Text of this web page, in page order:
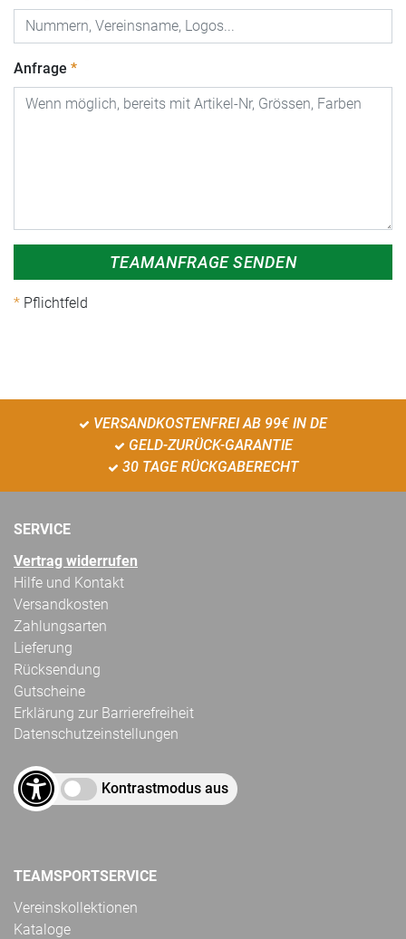
Anfrage
TEAMANFRAGE SENDEN
Pflichtfeld
VERSANDKOSTENFREI AB 99€ IN DE
GELD-ZURÜCK-GARANTIE
30 TAGE RÜCKGABERECHT
SERVICE
Vertrag widerrufen
Hilfe und Kontakt
Versandkosten
Zahlungsarten
Lieferung
Rücksendung
Gutscheine
Erklärung zur Barrierefreiheit
Datenschutzeinstellungen
Kontrastmodus aus
TEAMSPORTSERVICE
Vereinskollektionen
Kataloge